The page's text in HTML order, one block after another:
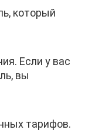
который
Если у вас
вы
тарифов.